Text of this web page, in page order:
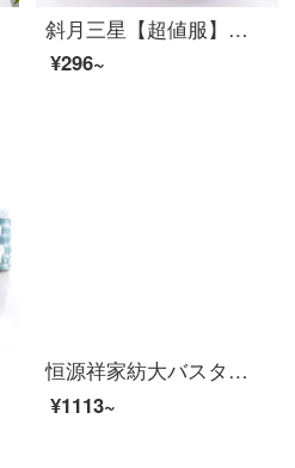
斜月三星【超値服】全綿の蜂の巣タオル大人カップル用タオルセット3枚入り携帯タオル
¥296~
恒源祥家紡大バスタオル新疆純綿男女通用成人家庭用タオルネット紅吸水速乾毛悦詩バスタオル-米白
¥1113~